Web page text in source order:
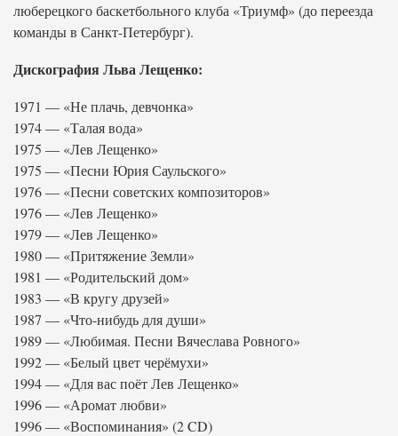
люберецкого баскетбольного клуба «Триумф» (до переезда
команды в Санкт-Петербург).
Дискография Льва Лещенко:
1971 — «Не плачь, девчонка»
1974 — «Талая вода»
1975 — «Лев Лещенко»
1975 — «Песни Юрия Саульского»
1976 — «Песни советских композиторов»
1976 — «Лев Лещенко»
1979 — «Лев Лещенко»
1980 — «Притяжение Земли»
1981 — «Родительский дом»
1983 — «В кругу друзей»
1987 — «Что-нибудь для души»
1989 — «Любимая. Песни Вячеслава Ровного»
1992 — «Белый цвет черёмухи»
1994 — «Для вас поёт Лев Лещенко»
1996 — «Аромат любви»
1996 — «Воспоминания» (2 CD)